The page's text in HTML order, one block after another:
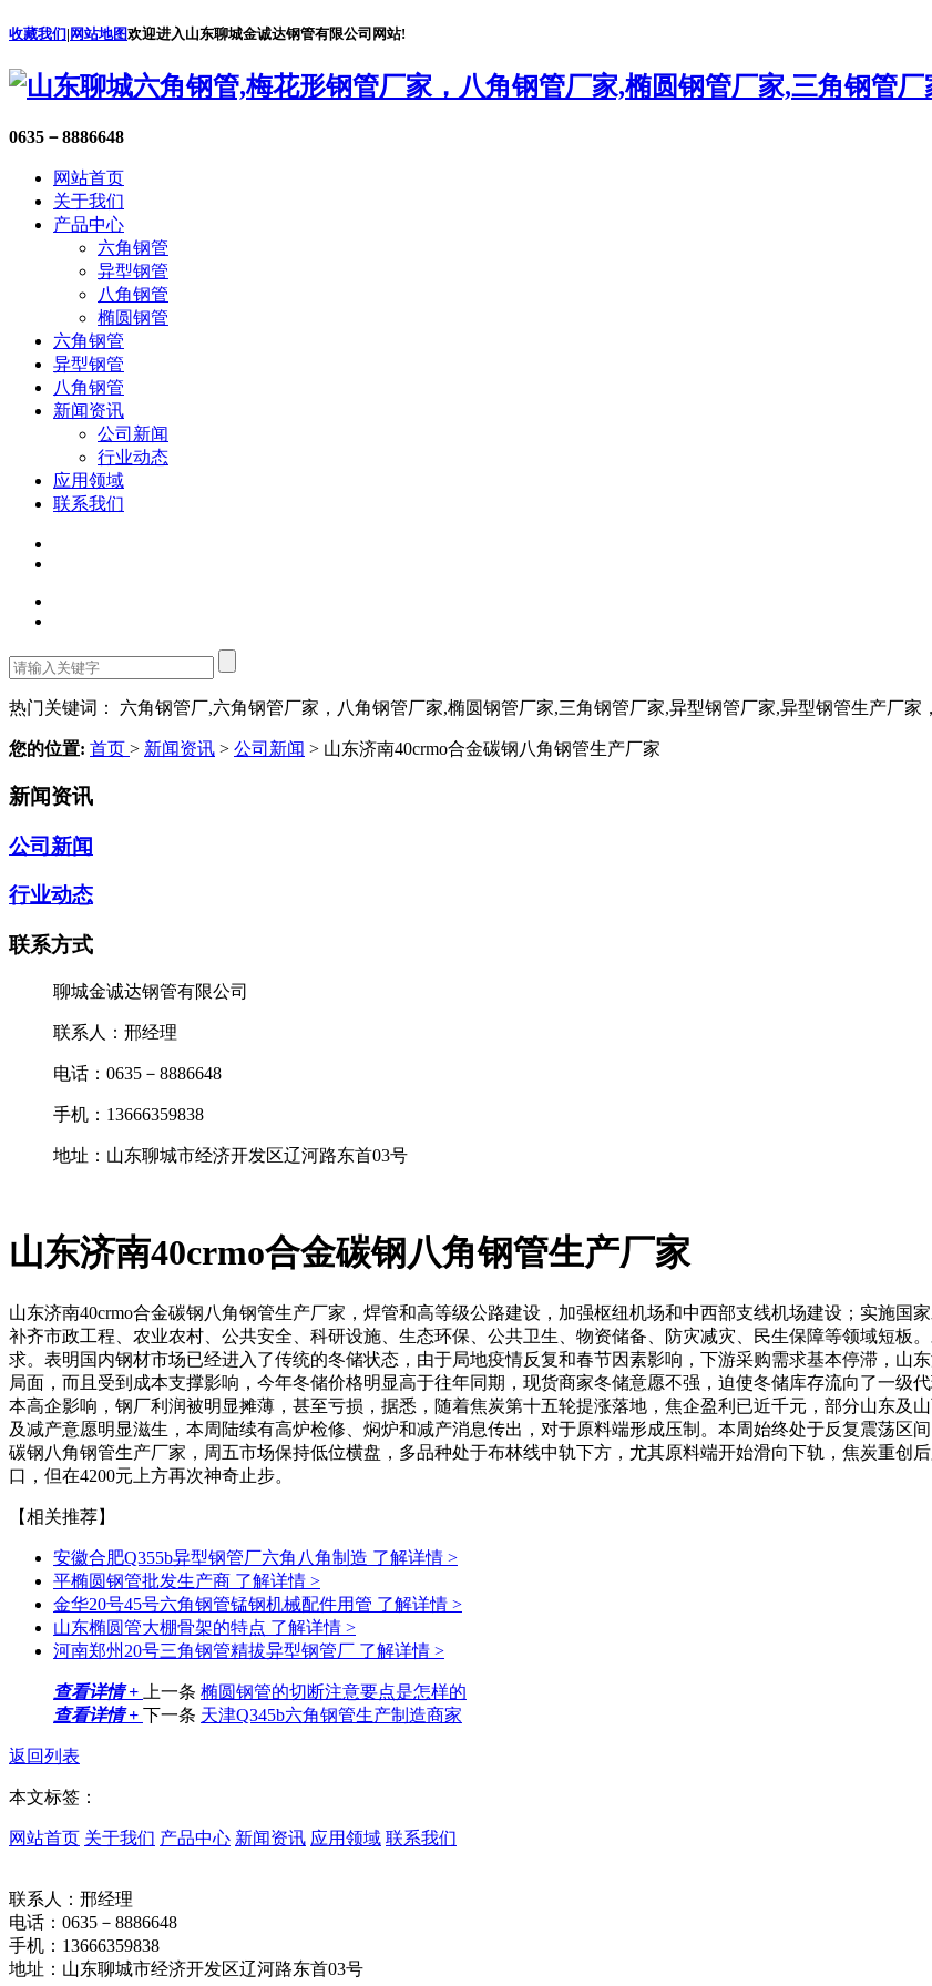
收藏我们| 网站地图欢迎进入山东聊城金诚达钢管有限公司网站!
0635－8886648
网站首页
关于我们
产品中心
六角钢管
异型钢管
八角钢管
椭圆钢管
六角钢管
异型钢管
八角钢管
新闻资讯
公司新闻
行业动态
应用领域
联系我们
热门关键词： 六角钢管厂,六角钢管厂家，八角钢管厂家,椭圆钢管厂家,三角钢管厂家,异型钢管厂家,异型钢管生产厂家，
您的位置: 首页 > 新闻资讯 > 公司新闻 > 山东济南40crmo合金碳钢八角钢管生产厂家
新闻资讯
公司新闻
行业动态
联系方式
聊城金诚达钢管有限公司
联系人：邢经理
电话：0635－8886648
手机：13666359838
地址：山东聊城市经济开发区辽河路东首03号
山东济南40crmo合金碳钢八角钢管生产厂家
山东济南40crmo合金碳钢八角钢管生产厂家，焊管和高等级公路建设，加强枢纽机场和中西部支线机场建设；实施国
补齐市政工程、农业农村、公共安全、科研设施、生态环保、公共卫生、物资储备、防灾减灾、民生保障等领域短板
求。表明国内钢材市场已经进入了传统的冬储状态，由于局地疫情反复和春节因素影响，下游采购需求基本停滞，山
局面，而且受到成本支撑影响，今年冬储价格明显高于往年同期，现货商家冬储意愿不强，迫使冬储库存流向了一级
本高企影响，钢厂利润被明显摊薄，甚至亏损，据悉，随着焦炭第十五轮提涨落地，焦企盈利已近千元，部分山东及
及减产意愿明显滋生，本周陆续有高炉检修、焖炉和减产消息传出，对于原料端形成压制。本周始终处于反复震荡区
碳钢八角钢管生产厂家，周五市场保持低位横盘，多品种处于布林线中轨下方，尤其原料端开始滑向下轨，焦炭重创
口，但在4200元上方再次神奇止步。
【相关推荐】
安徽合肥Q355b异型钢管厂六角八角制造 了解详情 >
平椭圆钢管批发生产商 了解详情 >
金华20号45号六角钢管锰钢机械配件用管 了解详情 >
山东椭圆管大棚骨架的特点 了解详情 >
河南郑州20号三角钢管精拔异型钢管厂 了解详情 >
查看详情 + 上一条 椭圆钢管的切断注意要点是怎样的
查看详情 + 下一条 天津Q345b六角钢管生产制造商家
返回列表
本文标签：
网站首页 关于我们 产品中心 新闻资讯 应用领域 联系我们
联系人：邢经理
电话：0635－8886648
手机：13666359838
地址：山东聊城市经济开发区辽河路东首03号